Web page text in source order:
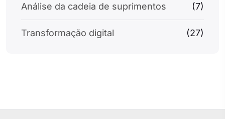
Análise da cadeia de suprimentos (7)
Transformação digital (27)